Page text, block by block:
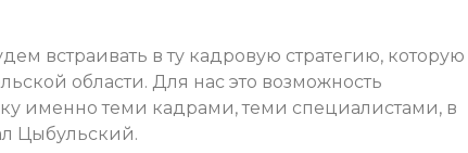
встраивать в ту кадровую стратегию, которую
области. Для нас это возможность
именно теми кадрами, теми специалистами, в
Цыбульский.